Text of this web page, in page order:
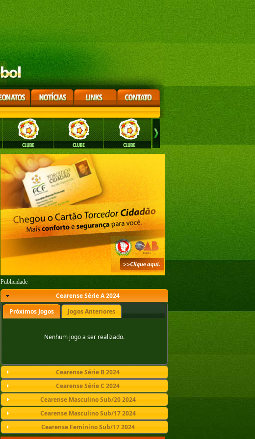
Publicidade
Cearense Série A 2024
Próximos Jogos
Jogos Anteriores
Nenhum jogo a ser realizado.
Cearense Série B 2024
Cearense Série C 2024
Cearense Masculino Sub/20 2024
Cearense Masculino Sub/17 2024
Cearense Feminino Sub/17 2024